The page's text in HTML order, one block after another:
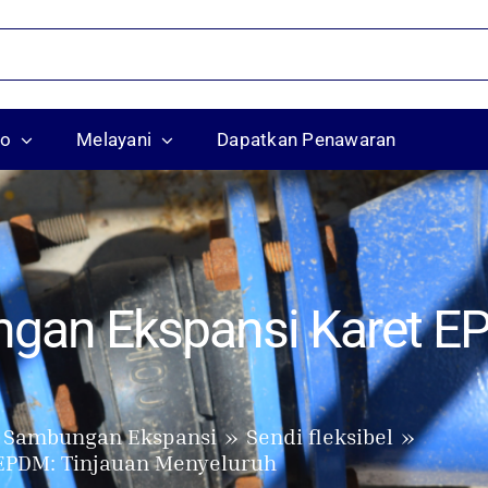
Melayani Dapatkan Penawaran
Ekspansi Karet
Sambungan Ekspansi
Sendi fleksibel
Tinjauan Menyeluruh